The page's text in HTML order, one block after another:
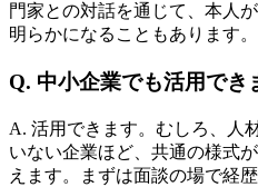
門家との対話を通じて、本人
明らかになることもあります。
Q. 中小企業でも活用でき
A. 活用できます。むしろ、人
いない企業ほど、共通の様式
えます。まずは面談の場で経